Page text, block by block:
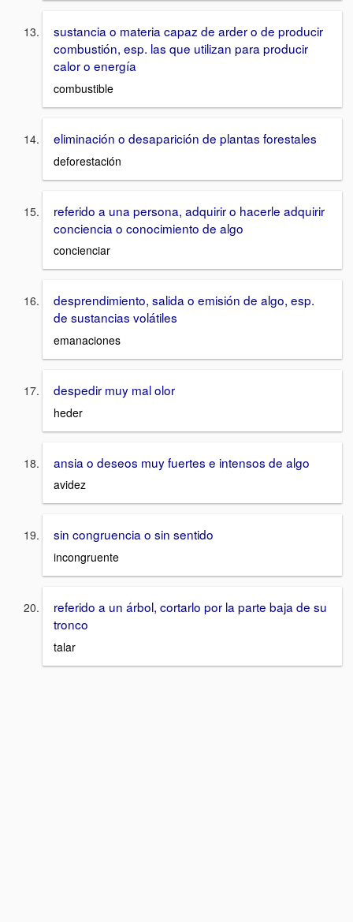
sustancia o materia capaz de arder o de producir
combustión, esp. las que utilizan para producir
calor o energía
combustible
eliminación o desaparición de plantas forestales
deforestación
referido a una persona, adquirir o hacerle adquirir
conciencia o conocimiento de algo
concienciar
desprendimiento, salida o emisión de algo, esp.
de sustancias volátiles
emanaciones
despedir muy mal olor
heder
ansia o deseos muy fuertes e intensos de algo
avidez
sin congruencia o sin sentido
incongruente
referido a un árbol, cortarlo por la parte baja de su
tronco
talar